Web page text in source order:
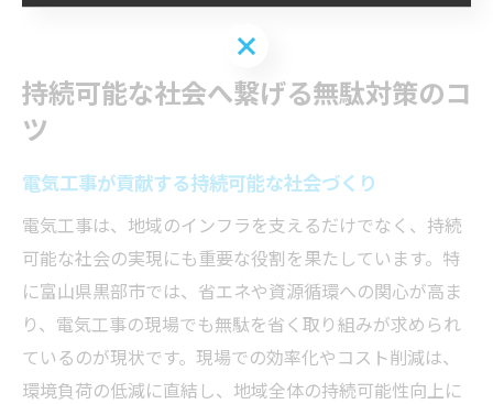
持続可能な社会へ繋げる無駄対策のコ
ツ
電気工事が貢献する持続可能な社会づくり
電気工事は、地域のインフラを支えるだけでなく、持続
可能な社会の実現にも重要な役割を果たしています。特
に富山県黒部市では、省エネや資源循環への関心が高ま
り、電気工事の現場でも無駄を省く取り組みが求められ
ているのが現状です。現場での効率化やコスト削減は、
環境負荷の低減に直結し、地域全体の持続可能性向上に
お問い合わせはこちら